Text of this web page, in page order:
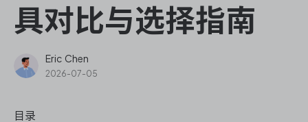
具对比与选择指南
Eric Chen
2026-07-05
目录